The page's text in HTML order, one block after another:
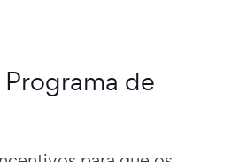
de